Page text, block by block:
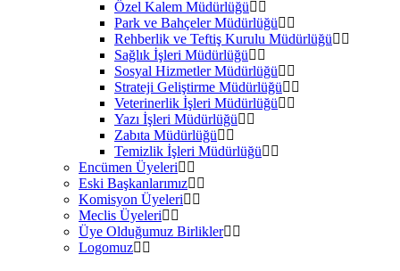
Özel Kalem Müdürlüğü
Park ve Bahçeler Müdürlüğü
Rehberlik ve Teftiş Kurulu Müdürlüğü
Sağlık İşleri Müdürlüğü
Sosyal Hizmetler Müdürlüğü
Strateji Geliştirme Müdürlüğü
Veterinerlik İşleri Müdürlüğü
Yazı İşleri Müdürlüğü
Zabıta Müdürlüğü
Temizlik İşleri Müdürlüğü
Encümen Üyeleri
Eski Başkanlarımız
Komisyon Üyeleri
Meclis Üyeleri
Üye Olduğumuz Birlikler
Logomuz